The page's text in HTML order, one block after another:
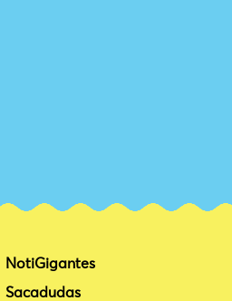
NotiGigantes
Sacadudas